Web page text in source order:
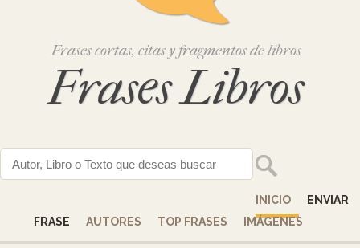
Frases cortas, citas y fragmentos de libros
Frases Libros
INICIO
ENVIAR
FRASE
AUTORES TOP FRASES IMÁGENES